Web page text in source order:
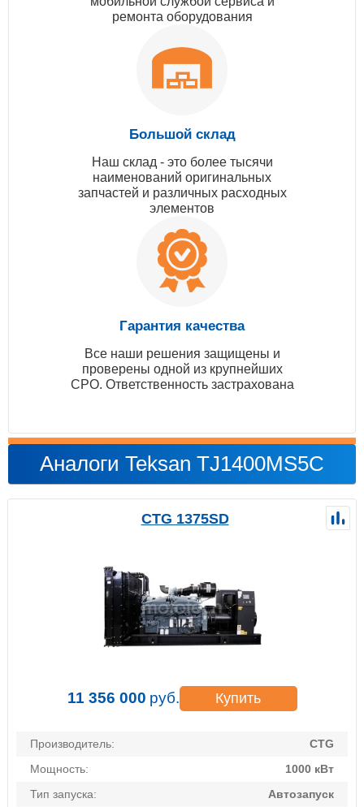
ремонта оборудования
Большой склад
Наш склад - это более тысячи
наименований оригинальных
запчастей и различных расходных
элементов
Гарантия качества
Все наши решения защищены и
проверены одной из крупнейших
СРО. Ответственность застрахована
Аналоги Teksan TJ1400MS5C
CTG 1375SD
11 356 000 руб. Купить
Производитель:
CTG
Мощность:
1000 кВт
Тип запуска:
Автозапуск